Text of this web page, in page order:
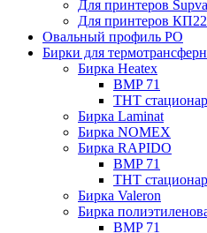
Для принтеров
Для принтеров
Овальный профиль PO
Бирки для
Бирка Heatex
BMP 71
THT
Бирка Laminat
Бирка NOMEX
Бирка RAPIDO
BMP 71
THT
Бирка Valeron
Бирка
BMP 71